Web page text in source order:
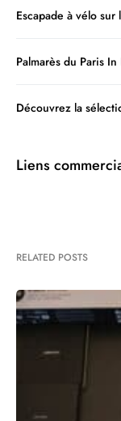
Escapade à vélo
Palmarès du Paris
Découvrez la
Liens
RELATED POSTS